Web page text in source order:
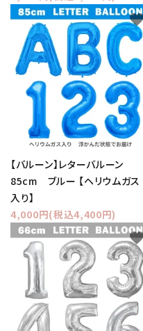
【バルーン】レターバルーン
85cm ブルー 【ヘリウムガス
入り】
4,000円(税込4,400円)